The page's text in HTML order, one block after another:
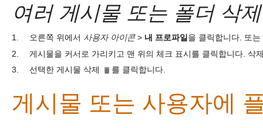
여러 게시물 또는 폴더 삭제
1. 오른쪽 위에서 사용자 아이콘> 내 프로파일 을 클릭합니다. 또
2.
게시물을 커서로 가리키고 맨 위의 체크 표시를 클릭합니다. 삭
3.
선택한 게시물 삭제 를 클릭합니다.
게시물 또는 사용자에